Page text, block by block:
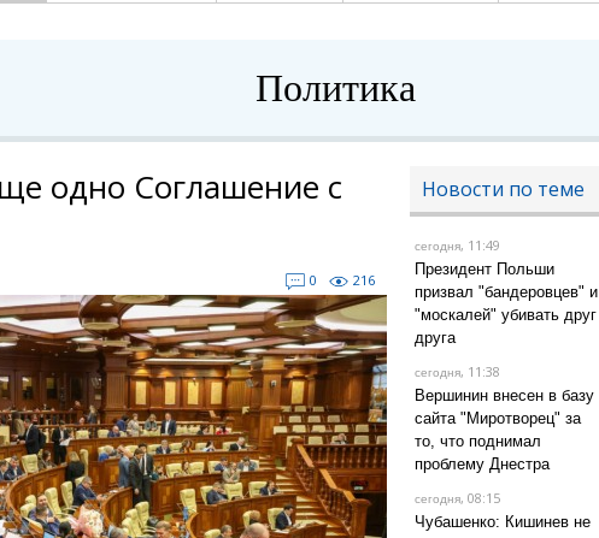
Политика
одно Соглашение с
0 216
Новости по теме
сегодня, 11:49
Президент Польши
призвал "бандеровцев" и
"москалей" убивать друг
друга
сегодня, 11:38
Вершинин внесен в базу
сайта "Миротворец" за
то, что поднимал
проблему Днестра
сегодня, 08:15
Чубашенко: Кишинев не